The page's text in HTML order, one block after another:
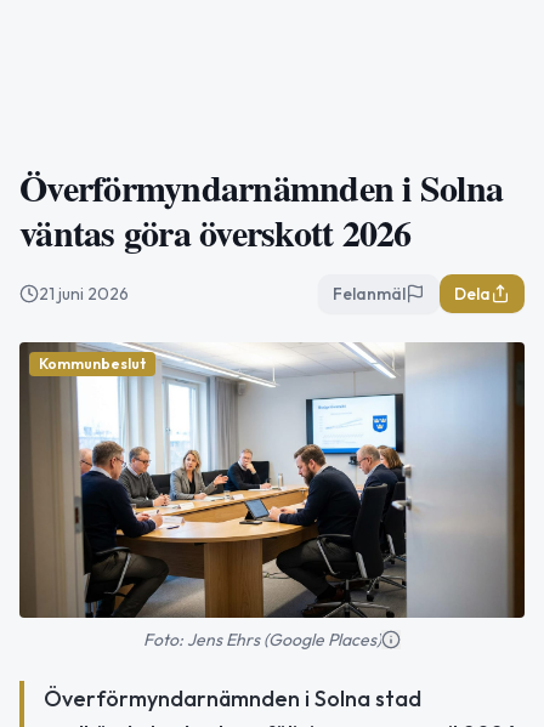
Överförmyndarnämnden i Solna
väntas göra överskott 2026
21 juni 2026 Felanmäl Dela
Kommunbeslut
Foto: Jens Ehrs (Google Places)
Överförmyndarnämnden i Solna stad